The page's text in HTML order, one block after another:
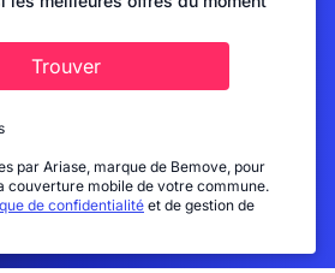
Trouver
par Ariase, marque de Bemove, pour
couverture mobile de votre commune.
de confidentialité et de gestion de